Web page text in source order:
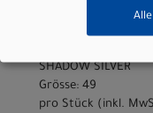
Nicht im Laden
Art.Nr. 97226-3149
SHADOW SILVER
Grösse: 49
pro Stück (inkl.